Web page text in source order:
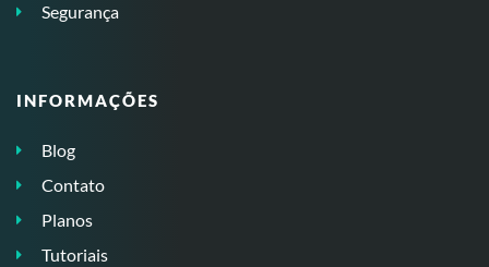
Segurança
INFORMAÇÕES
Blog
Contato
Planos
Tutoriais